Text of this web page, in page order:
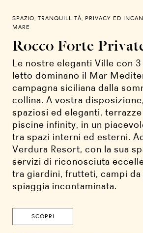
SPAZIO, TRANQUILLITÀ, PRIVACY ED
MARE
Rocco Forte
Le nostre eleganti Ville con
letto dominano il Mar
campagna siciliana dalla
collina. A vostra
spaziosi ed eleganti,
piscine infinity, in un
tra spazi interni ed esterni.
Verdura Resort, con la sua
servizi di riconosciuta
tra giardini, frutteti, campi da
spiaggia incontaminata.
SCOPRI